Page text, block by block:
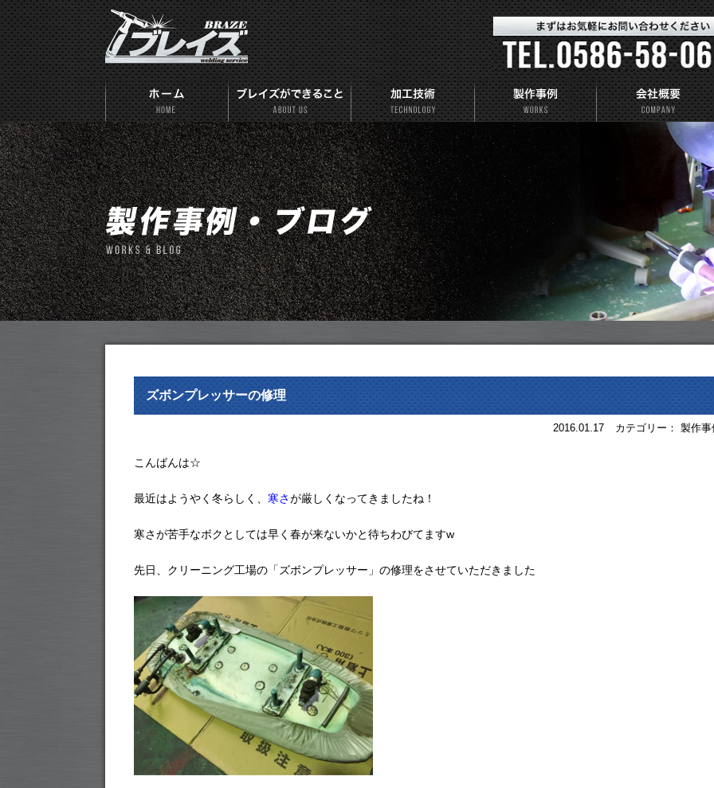
ズボンプレッサーの修理
2016.01.17 カテゴリー： 製作事
こんばんは☆
最近はようやく冬らしく、 寒さが厳しくなってきましたね！
寒さが苦手なボクとしては早く春が来ないかと待ちわびてますw
先日、クリーニング工場の「ズボンプレッサー」の修理をさせていただきました